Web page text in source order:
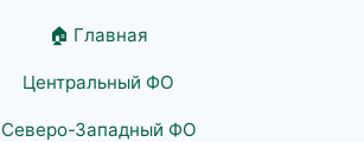
🏠 Главная
Центральный ФО
Северо-Западный ФО